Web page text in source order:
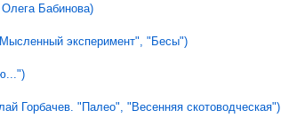
Бабинова)
эксперимент", "Бесы")
Горбачев. "Палео", "Весенняя скотоводческая")